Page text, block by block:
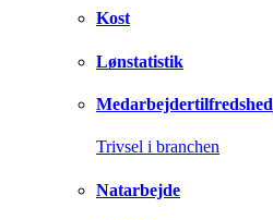
Kost
Lønstatistik
Medarbejdertilfredshed
Trivsel i branchen
Natarbejde